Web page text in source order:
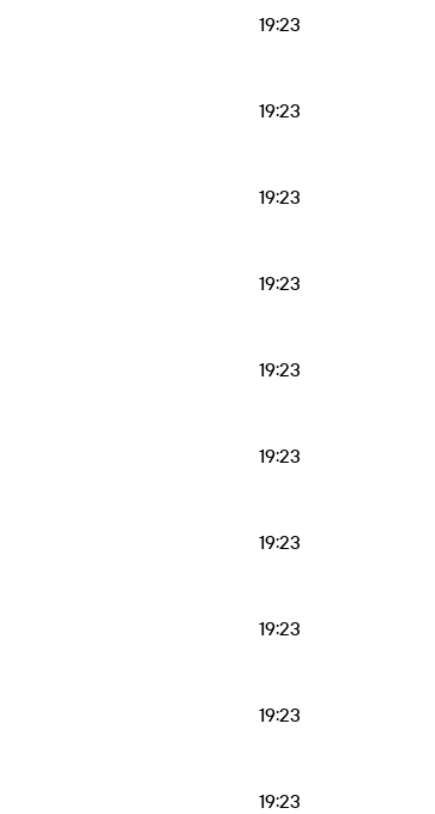
19:23
19:23
19:23
19:23
19:23
19:23
19:23
19:23
19:23
19:23